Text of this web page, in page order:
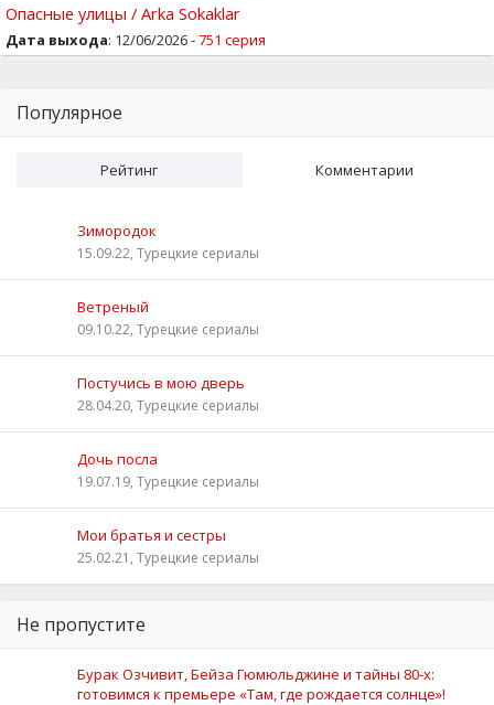
Опасные улицы / Arka Sokaklar
Дата выхода: 12/06/2026 -751 серия
Популярное
Рейтинг Комментарии
Зимородок
15.09.22, Турецкие сериалы
Ветреный
09.10.22, Турецкие сериалы
Постучись в мою дверь
28.04.20, Турецкие сериалы
Дочь посла
19.07.19, Турецкие сериалы
Мои братья и сестры
25.02.21, Турецкие сериалы
Не пропустите
Бурак Озчивит, Бейза Гюмюльджине и тайны 80‑х:
готовимся к премьере «Там, где рождается солнце»!